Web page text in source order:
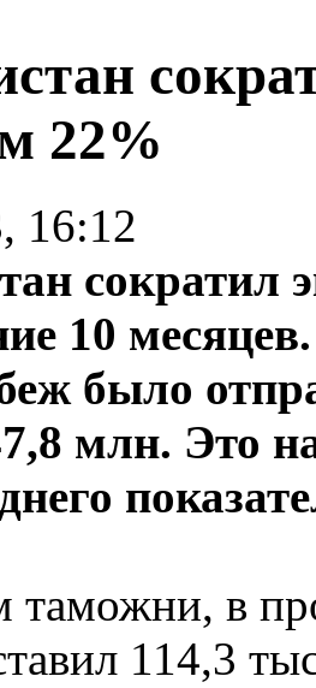
22%
16:12
сократил
10
было
млн. Это
в
114,3